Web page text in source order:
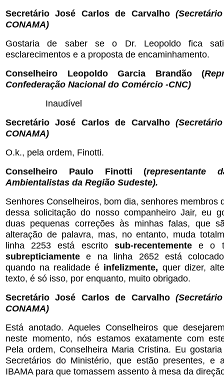
Secretário José Carlos de Carvalho
CONAMA)
Gostaria de saber se o Dr. Leopoldo fica
esclarecimentos e a proposta de encaminhamento.
Conselheiro Leopoldo Garcia Brandão (
Confederação Nacional do Comércio -CNC)
Inaudível
Secretário José Carlos de Carvalho
CONAMA)
O.k., pela ordem, Finotti.
Conselheiro Paulo Finotti (representante
Ambientalistas da Região Sudeste).
Senhores Conselheiros, bom dia, senhores membros
dessa solicitação do nosso companheiro Jair, eu
duas pequenas correções às minhas falas, que
alteração de palavra, mas, no entanto, muda
linha 2253 está escrito sub-recentementee o
subrepticiamente e na linha 2652 está
quando na realidade é infelizmente, quer dizer,
texto, é só isso, por enquanto, muito obrigado.
Secretário José Carlos de Carvalho
CONAMA)
Está anotado. Aqueles Conselheiros que
neste momento, nós estamos exatamente com
Pela ordem, Conselheira Maria Cristina. Eu
Secretários do Ministério, que estão presentes, e
IBAMA para que tomassem assento à mesa da